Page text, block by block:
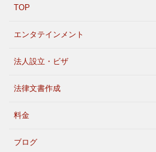
TOP
エンタテインメント
法人設立・ビザ
法律文書作成
料金
ブログ